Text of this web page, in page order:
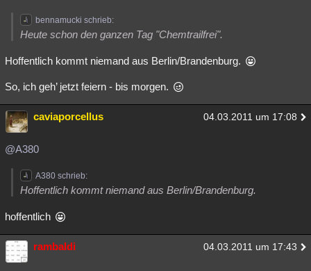
bennamucki schrieb:
Heute schon den ganzen Tag "Chemtrailfrei".
Hoffentlich kommt niemand aus Berlin/Brandenburg.
So, ich geh’ jetzt feiern - bis morgen.
caviaporcellus 04.03.2011 um 17:08
@A380
A380 schrieb:
Hoffentlich kommt niemand aus Berlin/Brandenburg.
hoffentlich
rambaldi 04.03.2011 um 17:43